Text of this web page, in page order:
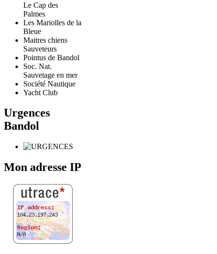
Le Cap des
Palmes
Les Mariolles de la
Bleue
Maitres chiens
Sauveteurs
Pointus de Bandol
Soc. Nat.
Sauvetage en mer
Société Nautique
Yacht Club
Urgences
Bandol
Mon adresse IP